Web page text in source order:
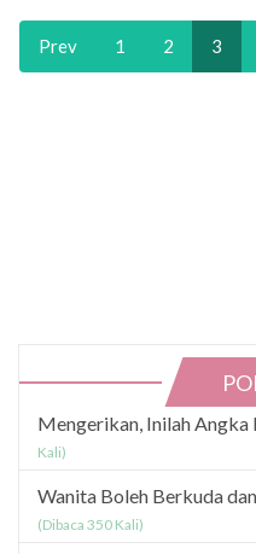
Prev 1 2 3
Mengerikan, Inilah Angka
Kali)
Wanita Boleh Berkuda
(Dibaca 350 Kali)